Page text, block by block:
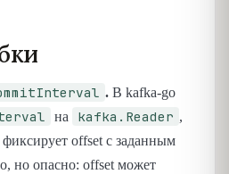
. В kafka-go
на kafka.Reader ,
фиксирует offset с заданным
но опасно: offset может